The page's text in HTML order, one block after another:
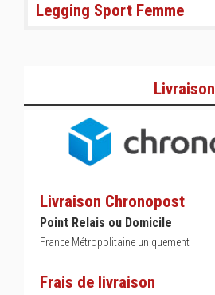
Legging Sport Femme
Livraison
Livraison Chronopost
Point Relais ou Domicile
France Métropolitaine uniquement
Frais de livraison